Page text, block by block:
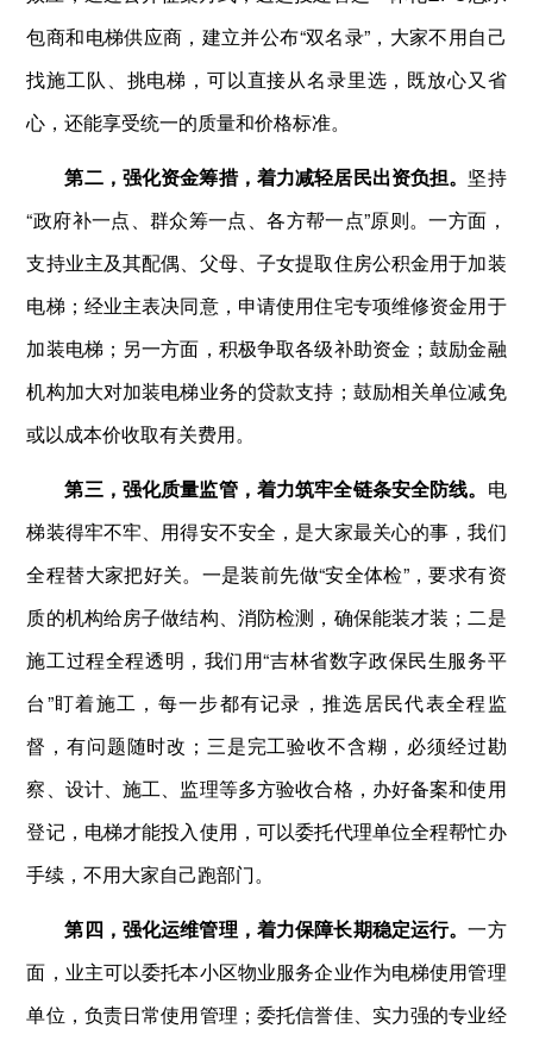
包商和电梯供应商，建立并公布“双名录”，大家不用自己
找施工队、挑电梯，可以直接从名录里选，既放心又省
心，还能享受统一的质量和价格标准。
第二，强化资金筹措，着力减轻居民出资负担。 坚持
“政府补一点、群众筹一点、各方帮一点”原则。一方面，
支持业主及其配偶、父母、子女提取住房公积金用于加装
电梯；经业主表决同意，申请使用住宅专项维修资金用于
加装电梯；另一方面，积极争取各级补助资金；鼓励金融
机构加大对加装电梯业务的贷款支持；鼓励相关单位减免
或以成本价收取有关费用。
第三，强化质量监管，着力筑牢全链条安全防线。 电
梯装得牢不牢、用得安不安全，是大家最关心的事，我们
全程替大家把好关。一是装前先做“安全体检”，要求有资
质的机构给房子做结构、消防检测，确保能装才装；二是
施工过程全程透明，我们用“吉林省数字政保民生服务平
台”盯着施工，每一步都有记录，推选居民代表全程监
督，有问题随时改；三是完工验收不含糊，必须经过勘
察、设计、施工、监理等多方验收合格，办好备案和使用
登记，电梯才能投入使用，可以委托代理单位全程帮忙办
手续，不用大家自己跑部门。
第四，强化运维管理，着力保障长期稳定运行。一方
面，业主可以委托本小区物业服务企业作为电梯使用管理
单位，负责日常使用管理；委托信誉佳、实力强的专业经